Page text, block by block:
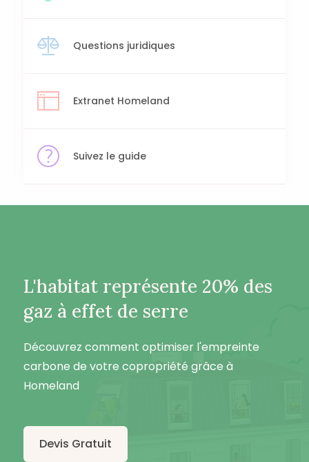
Questions juridiques
Extranet Homeland
Suivez le guide
L'habitat représente 20% des
gaz à effet de serre
Découvrez comment optimiser l'empreinte
carbone de votre copropriété grâce à
Homeland
Devis Gratuit